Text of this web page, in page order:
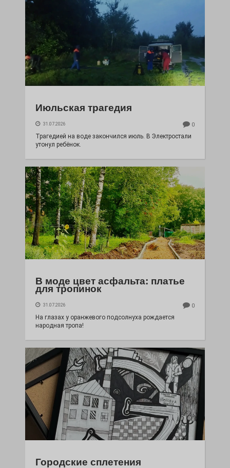
Июльская трагедия
31.07.2026 0
Трагедией на воде закончился июль. В Электростали
утонул ребёнок.
В моде цвет асфальта: платье
для тропинок
31.07.2026 0
На глазах у оранжевого подсолнуха рождается
народная тропа!
Городские сплетения